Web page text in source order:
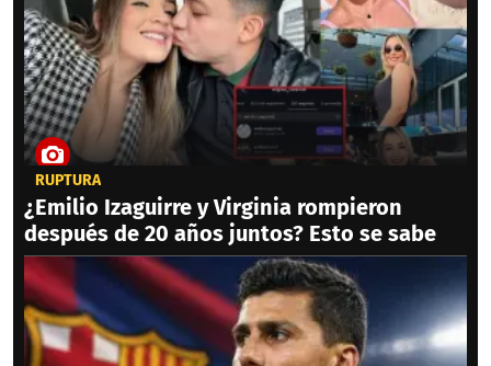
RUPTURA
¿Emilio Izaguirre y Virginia rompieron
después de 20 años juntos? Esto se sabe